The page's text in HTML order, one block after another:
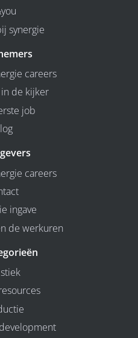
synergie
careers
de kijker
job
careers
ingave
de werkuren